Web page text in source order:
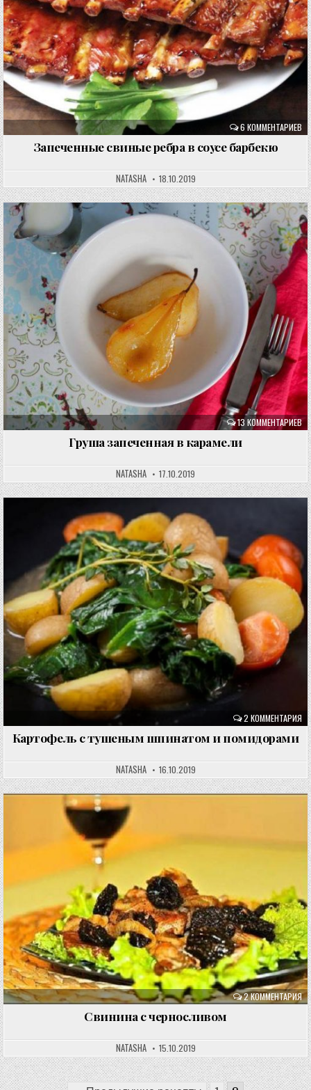
6 КОММЕНТАРИЕВ
Запеченные свиные ребра в соусе барбекю
NATASHA 18.10.2019
13 КОММЕНТАРИЕВ
Груша запеченная в карамели
NATASHA 17.10.2019
2 КОММЕНТАРИЯ
Картофель с тушеным шпинатом и помидорами
NATASHA 16.10.2019
2 КОММЕНТАРИЯ
Свинина с черносливом
NATASHA 15.10.2019